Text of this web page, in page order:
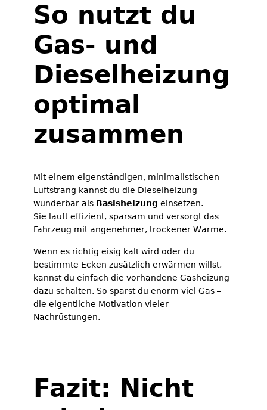
So nutzt du
Gas- und
Dieselheizung
optimal
zusammen
Mit einem eigenständigen, minimalistischen
Luftstrang kannst du die Dieselheizung
wunderbar als Basisheizung einsetzen.
Sie läuft effizient, sparsam und versorgt das
Fahrzeug mit angenehmer, trockener Wärme.
Wenn es richtig eisig kalt wird oder du
bestimmte Ecken zusätzlich erwärmen willst,
kannst du einfach die vorhandene Gasheizung
dazu schalten. So sparst du enorm viel Gas –
die eigentliche Motivation vieler
Nachrüstungen.
Fazit: Nicht